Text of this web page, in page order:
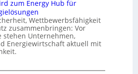
zum Energy Hub für
Wettbewerbsfähigkeit
zusammenbringen: Vor
stehen Unternehmen,
Energiewirtschaft aktuell mit